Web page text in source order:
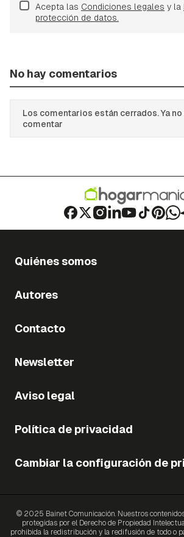
Acepta las Condiciones legales y la
protección de datos.
No hay comentarios
Los comentarios están cerrados. Ya
comentar
Quiénes somos
Autores
Contacto
Newsletter
Aviso legal
Política de privacidad
Cambiar la configuración de
© 2025 Bainet Comunicación. Nuestros
protegidas por el Derecho de Propiedad
prohibida la redistribución y la redifusión de todo o